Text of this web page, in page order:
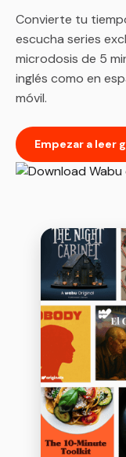
Convierte tu
escucha series
microdosis de 5
inglés como en
móvil.
Empezar a leer